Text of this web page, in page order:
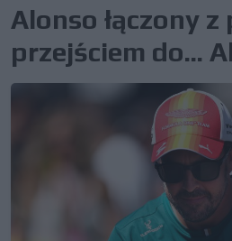
Alonso łączony
przejściem do...